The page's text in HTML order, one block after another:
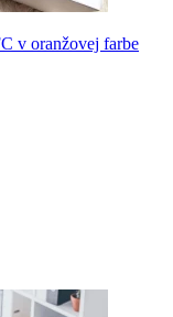
v oranžovej farbe